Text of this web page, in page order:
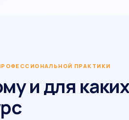
ПРАКТИКИ
и для